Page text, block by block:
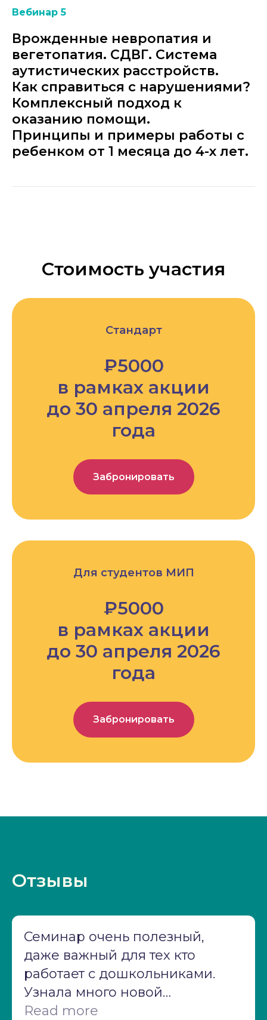
Вебинар 5
Врожденные невропатия и
вегетопатия. СДВГ. Система
аутистических расстройств.
Как справиться с нарушениями?
Комплексный подход к
оказанию помощи.
Принципы и примеры работы с
ребенком от 1 месяца до 4-х лет.
Стоимость участия
Стандарт
₽5000
в рамках акции
до 30 апреля 2026
года
Забронировать
Для студентов МИП
₽5000
в рамках акции
до 30 апреля 2026
года
Забронировать
Отзывы
Семинар очень полезный,
даже важный для тех кто
работает с дошкольниками.
Узнала много новой
информации,
Read more